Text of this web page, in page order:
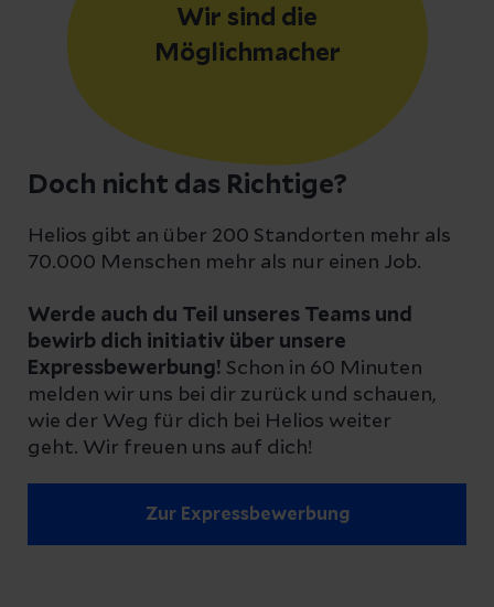
Doch nicht das Richtige?
Helios gibt an über 200 Standorten mehr als
70.000 Menschen mehr als nur einen Job.
Werde auch du Teil unseres Teams und
bewirb dich initiativ über unsere
Expressbewerbung! Schon in 60 Minuten
melden wir uns bei dir zurück und schauen,
wie der Weg für dich bei Helios weiter
geht. Wir freuen uns auf dich!
Zur Expressbewerbung
Wir sind die
Möglichmacher